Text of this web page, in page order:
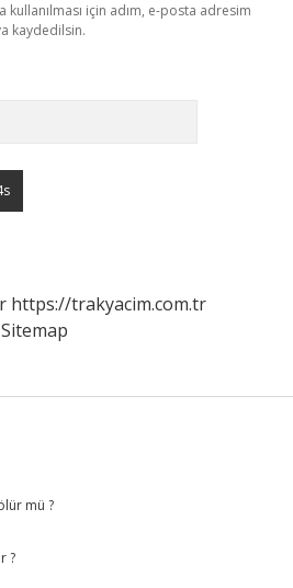
için adım, e-posta adresim
kaydedilsin.
https://trakyacim.com.tr
Sitemap
mü ?
?